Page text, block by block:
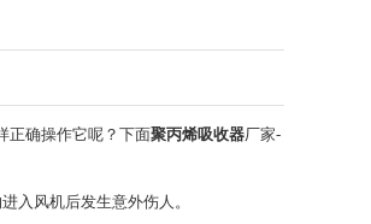
正确操作它呢？下面聚丙烯吸收器厂家-
入风机后发生意外伤人。